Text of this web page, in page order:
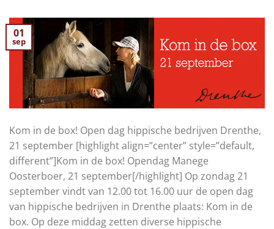
01
sep
Kom in de box! Open dag hippische bedrijven Drenthe,
21 september [highlight align=”center” style=”default,
different”]Kom in de box! Opendag Manege
Oosterboer, 21 september[/highlight] Op zondag 21
september vindt van 12.00 tot 16.00 uur de open dag
van hippische bedrijven in Drenthe plaats: Kom in de
box. Op deze middag zetten diverse hippische